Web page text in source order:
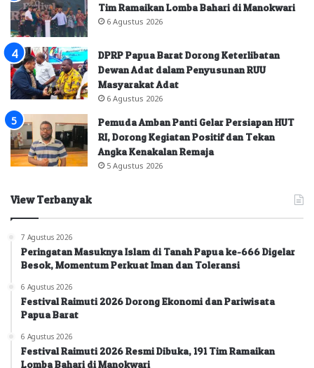
Tim Ramaikan Lomba Bahari di Manokwari
6 Agustus 2026
DPRP Papua Barat Dorong Keterlibatan
Dewan Adat dalam Penyusunan RUU
Masyarakat Adat
6 Agustus 2026
Pemuda Amban Panti Gelar Persiapan HUT
RI, Dorong Kegiatan Positif dan Tekan
Angka Kenakalan Remaja
5 Agustus 2026
View Terbanyak
7 Agustus 2026
Peringatan Masuknya Islam di Tanah Papua ke-666 Digelar
Besok, Momentum Perkuat Iman dan Toleransi
6 Agustus 2026
Festival Raimuti 2026 Dorong Ekonomi dan Pariwisata
Papua Barat
6 Agustus 2026
Festival Raimuti 2026 Resmi Dibuka, 191 Tim Ramaikan
Lomba Bahari di Manokwari